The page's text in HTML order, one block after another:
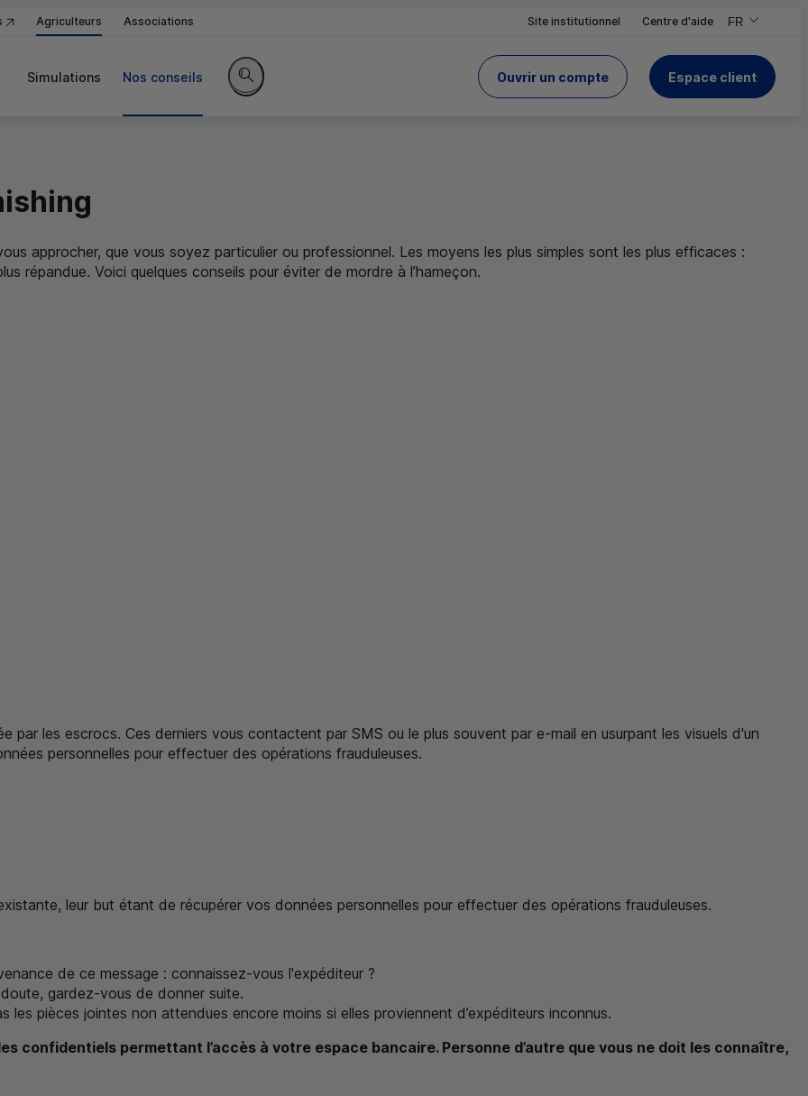
Agriculteurs Associations Site institutionnel Centre d'aide FR
,Version
,Changer de
Simulations Nos conseils
Rechercher sur le site
Ouvrir un compte
du Crédit Mutuel Espace client
approcher, que vous soyez particulier ou professionnel. Les moyens les plus simples sont les plus efficaces :
répandue. Voici quelques conseils pour éviter de mordre à l’hameçon.
par les escrocs. Ces derniers vous contactent par SMS ou le plus souvent par e-mail en usurpant les visuels d'un
personnelles pour effectuer des opérations frauduleuses.
leur but étant de récupérer vos données personnelles pour effectuer des opérations frauduleuses.
de ce message : connaissez-vous l'expéditeur ?
gardez-vous de donner suite.
pièces jointes non attendues encore moins si elles proviennent d’expéditeurs inconnus.
confidentiels permettant l’accès à votre espace bancaire. Personne d’autre que vous ne doit les connaître,